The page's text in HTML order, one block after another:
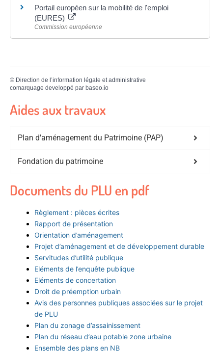
Portail européen sur la mobilité de l'emploi
(EURES)
Commission européenne
© Direction de l’information légale et administrative
comarquage developpé par baseo.io
Aides aux travaux
Plan d'aménagement du Patrimoine (PAP)
Fondation du patrimoine
Documents du PLU en pdf
Règlement : pièces écrites
Rapport de présentation
Orientation d’aménagement
Projet d’aménagement et de développement durable
Servitudes d’utilité publique
Eléments de l’enquête publique
Eléments de concertation
Droit de préemption urbain
Avis des personnes publiques associées sur le projet
de PLU
Plan du zonage d’assainissement
Plan du réseau d’eau potable zone urbaine
Ensemble des plans en NB